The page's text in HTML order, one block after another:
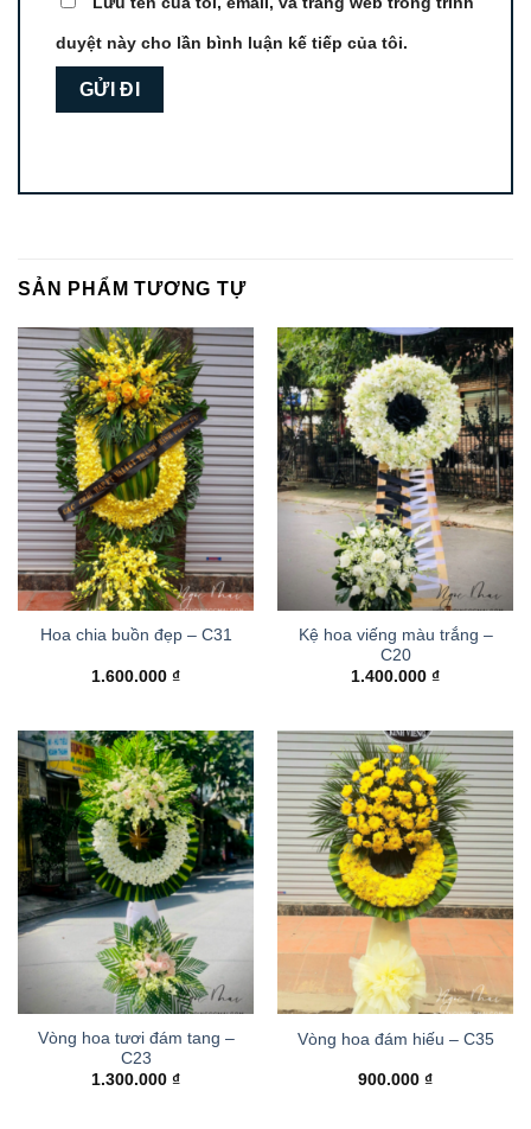
duyệt này cho lần bình luận kế tiếp của tôi.
SẢN PHẨM TƯƠNG TỰ
Hoa chia buồn đẹp – C31
1.600.000 ₫
Kệ hoa viếng màu trắng –
C20
1.400.000 ₫
Vòng hoa tươi đám tang –
C23
1.300.000 ₫
Vòng hoa đám hiếu – C35
900.000 ₫